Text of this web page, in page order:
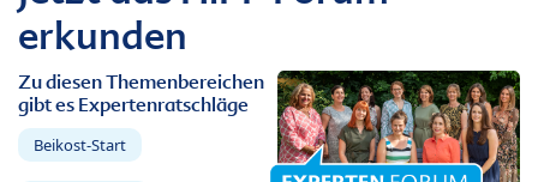
erkunden
Zu diesen Themenbereichen
gibt es Expertenratschläge
Beikost-Start